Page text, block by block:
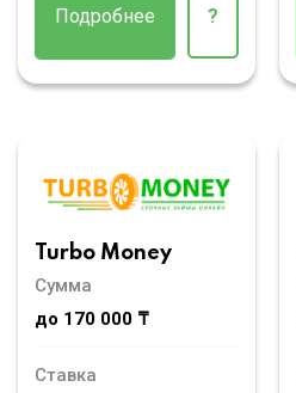
Подробнее ?
Turbo Money
Сумма
до 170 000 ₸
Ставка